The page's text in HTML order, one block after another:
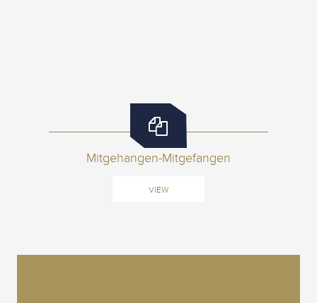
Mitgehangen-Mitgefangen
VIEW